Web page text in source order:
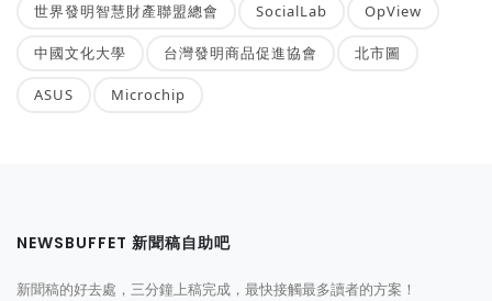
世界發明智慧財產聯盟總會 SocialLab OpView
中國文化大學 台灣發明商品促進協會 北市圖
ASUS Microchip
NEWSBUFFET 新聞稿自助吧
新聞稿的好去處，三分鐘上稿完成，最快接觸最多讀者的方案！